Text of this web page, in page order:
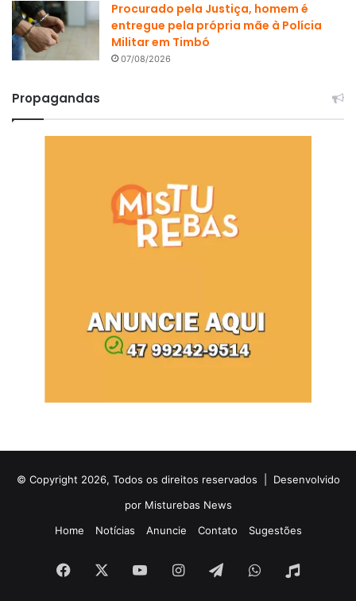
Procurado pela Justiça, homem é
entregue pela própria mãe à Polícia
Militar em Timbó
07/08/2026
Propagandas
© Copyright 2026, Todos os direitos reservados | Desenvolvido
por Misturebas News
Home
Notícias Anuncie Contato Sugestões
Facebook YouTubeInstagramTelegramWhatsApp
Rádio